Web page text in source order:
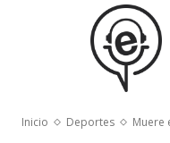
Inicio Deportes Muere